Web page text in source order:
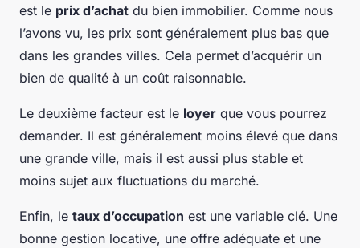
est le prix d’achat du bien immobilier. Comme nous
l’avons vu, les prix sont généralement plus bas que
dans les grandes villes. Cela permet d’acquérir un
bien de qualité à un coût raisonnable.
Le deuxième facteur est le loyer que vous pourrez
demander. Il est généralement moins élevé que dans
une grande ville, mais il est aussi plus stable et
moins sujet aux fluctuations du marché.
Enfin, le taux d’occupation est une variable clé. Une
bonne gestion locative, une offre adéquate et une